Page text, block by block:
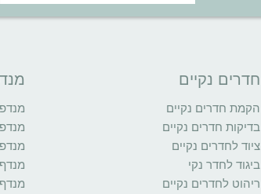
חדרים נקיים
הקמת חדרים נקיים
בדיקות חדרים נקיים
ציוד לחדרים נקיים
ביגוד לחדר נקי
ריהוט לחדרים נקיים